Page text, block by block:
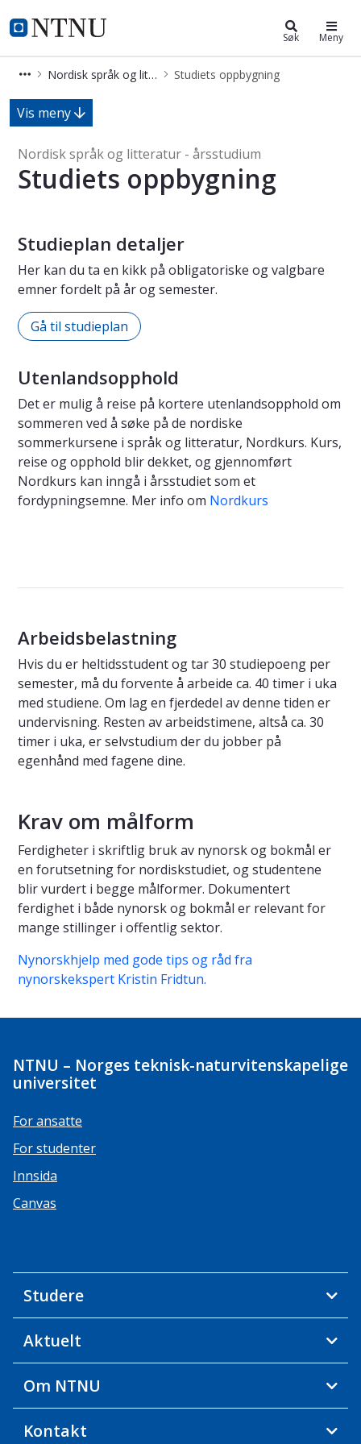
NTNU Hjemmeside
Nordisk språk og litteratur -Søk Meny
Nordisk språk og litteratur - årsstudium Studiets oppbygning
Studiets oppbygning - Nordisk
Vis meny
Nordisk språk og litteratur - årsstudium
Studiets oppbygning
Studieplan detaljer
Her kan du ta en kikk på obligatoriske og valgbare
emner fordelt på år og semester.
Gå til studieplan
Utenlandsopphold
Det er mulig å reise på kortere utenlandsopphold om
sommeren ved å søke på de nordiske
sommerkursene i språk og litteratur, Nordkurs. Kurs,
reise og opphold blir dekket, og gjennomført
Nordkurs kan inngå i årsstudiet som et
fordypningsemne. Mer info om Nordkurs
Arbeidsbelastning
Hvis du er heltidsstudent og tar 30 studiepoeng per
semester, må du forvente å arbeide ca. 40 timer i uka
med studiene. Om lag en fjerdedel av denne tiden er
undervisning. Resten av arbeidstimene, altså ca. 30
timer i uka, er selvstudium der du jobber på
egenhånd med fagene dine.
Krav om målform
Ferdigheter i skriftlig bruk av nynorsk og bokmål er
en forutsetning for nordiskstudiet, og studentene
blir vurdert i begge målformer. Dokumentert
ferdighet i både nynorsk og bokmål er relevant for
mange stillinger i offentlig sektor.
Nynorskhjelp med gode tips og råd fra
nynorskekspert Kristin Fridtun.
NTNU – Norges teknisk-naturvitenskapelige
universitet
For ansatte
For studenter
Innsida
Canvas
Studere
Aktuelt
Om NTNU
Kontakt